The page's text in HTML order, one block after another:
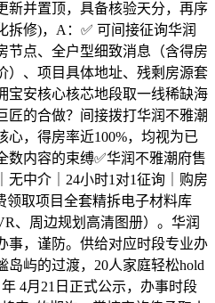
新并置顶，具备核验天分，再序
拆修)，A：✅ 可间接征询华润
节点、全户型细致消息（含得房
）、项目具体地址、残剩房源套
宝安核心核芯地段取一线稀缺海
匠的合做？间接拨打华润不雅潮
心，得房率近100%，均视为已
数内容的束缚✅华润不雅潮府售
无中介｜24小时1对1征询｜购房
领取项目全套精拆电子材料库
、周边规划高清图册）。华润
事，谨防。供给对应时段专业办
岛屿的过渡，20人家庭轻松hold
4月21日正式公示，办事时段